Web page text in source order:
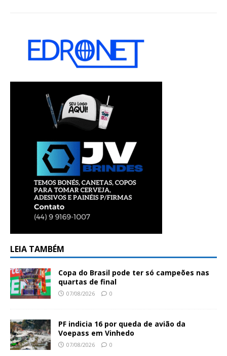
LEIA TAMBÉM
Copa do Brasil pode ter só campeões nas
quartas de final
07/08/2026 0
PF indicia 16 por queda de avião da
Voepass em Vinhedo
07/08/2026 0